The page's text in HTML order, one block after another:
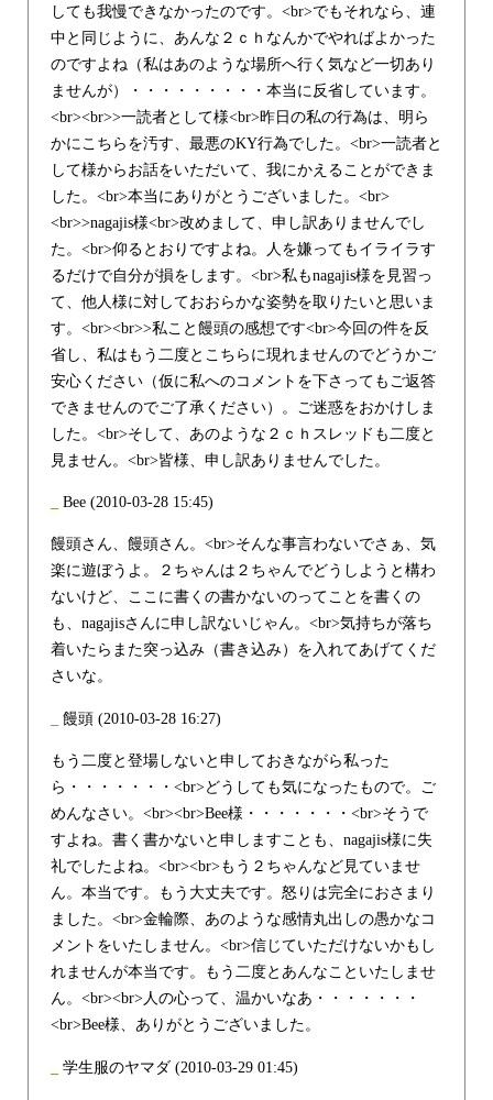
しても我慢できなかったのです。<br>でもそれなら、連
中と同じように、あんな２ｃｈなんかでやればよかった
のですよね（私はあのような場所へ行く気など一切あり
ませんが）・・・・・・・・・本当に反省しています。
<br><br>>一読者として様<br>昨日の私の行為は、明ら
かにこちらを汚す、最悪のKY行為でした。<br>一読者と
して様からお話をいただいて、我にかえることができま
した。<br>本当にありがとうございました。<br>
<br>>nagajis様<br>改めまして、申し訳ありませんでし
た。<br>仰るとおりですよね。人を嫌ってもイライラす
るだけで自分が損をします。<br>私もnagajis様を見習っ
て、他人様に対しておおらかな姿勢を取りたいと思いま
す。<br><br>>私こと饅頭の感想です<br>今回の件を反
省し、私はもう二度とこちらに現れませんのでどうかご
安心ください（仮に私へのコメントを下さってもご返答
できませんのでご了承ください）。ご迷惑をおかけしま
した。<br>そして、あのような２ｃｈスレッドも二度と
見ません。<br>皆様、申し訳ありませんでした。
Bee (2010-03-28 15:45)
饅頭さん、饅頭さん。<br>そんな事言わないでさぁ、気
楽に遊ぼうよ。２ちゃんは２ちゃんでどうしようと構わ
ないけど、ここに書くの書かないのってことを書くの
も、nagajisさんに申し訳ないじゃん。<br>気持ちが落ち
着いたらまた突っ込み（書き込み）を入れてあげてくだ
さいな。
饅頭 (2010-03-28 16:27)
もう二度と登場しないと申しておきながら私った
ら・・・・・・・<br>どうしても気になったもので。ご
めんなさい。<br><br>Bee様・・・・・・・<br>そうで
すよね。書く書かないと申しますことも、nagajis様に失
礼でしたよね。<br><br>もう２ちゃんなど見ていませ
ん。本当です。もう大丈夫です。怒りは完全におさまり
ました。<br>金輪際、あのような感情丸出しの愚かなコ
メントをいたしません。<br>信じていただけないかもし
れませんが本当です。もう二度とあんなこといたしませ
ん。<br><br>人の心って、温かいなあ・・・・・・・
<br>Bee様、ありがとうございました。
学生服のヤマダ (2010-03-29 01:45)